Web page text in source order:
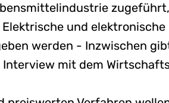
und
werden - Inzwischen
mit dem